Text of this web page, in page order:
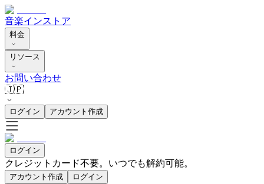
音楽インストア
料金
リソース
お問い合わせ
🇯🇵
ログイン アカウント作成
ログイン
クレジットカード不要。いつでも解約可能。
アカウント作成 ログイン